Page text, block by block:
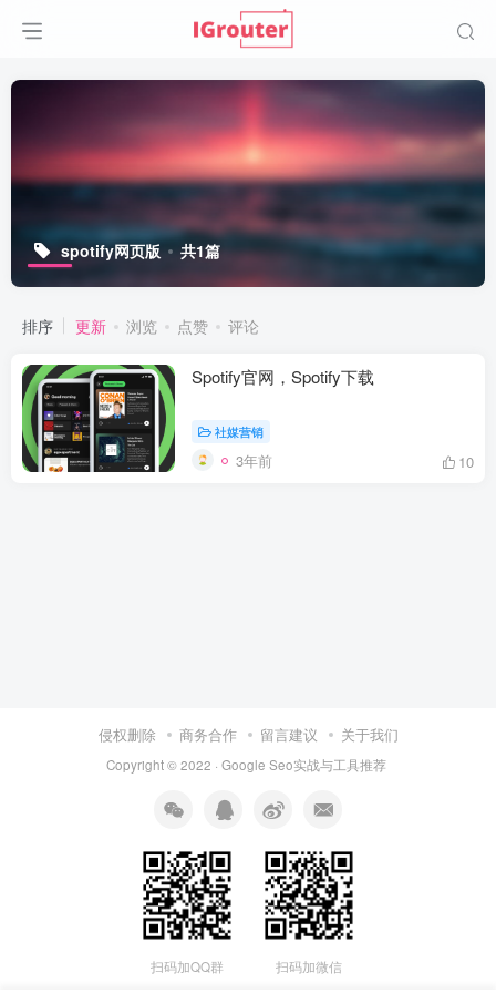
spotify网页版 共1篇
排序 更新 浏览 点赞 评论
Spotify官网，Spotify下载
社媒营销
3年前 10
侵权删除 商务合作 留言建议 关于我们
Copyright © 2022 · Google Seo实战与工具推荐
扫码加QQ群 扫码加微信